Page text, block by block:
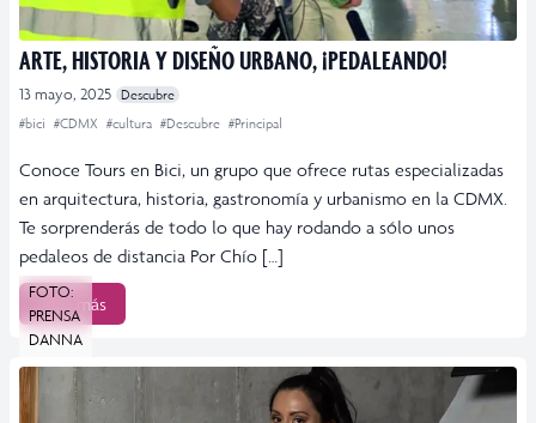
ARTE, HISTORIA Y DISEÑO URBANO, ¡PEDALEANDO!
13 mayo, 2025 Descubre
#bici #CDMX #cultura #Descubre #Principal
Conoce Tours en Bici, un grupo que ofrece rutas especializadas
en arquitectura, historia, gastronomía y urbanismo en la CDMX.
Te sorprenderás de todo lo que hay rodando a sólo unos
pedaleos de distancia Por Chío […]
Leer más
FOTO:
PRENSA
DANNA